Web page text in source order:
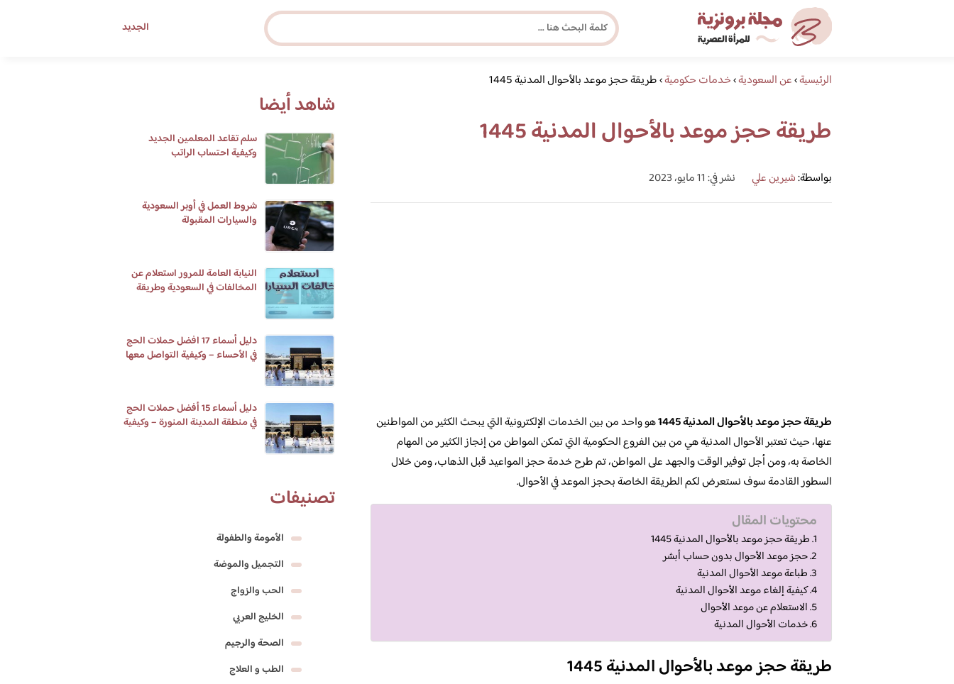
الجديد
مجلة برونزية للفتاة العصرية
ابحث عن أي موضوع يهمك
الرئيسية›عن السعودية›خدمات حكومية›طريقة حجز موعد بالأحوال المدنية 1445
طريقة حجز موعد بالأحوال المدنية 1445
بواسطة:شيرين علي نشر في: 11 مايو، 2023
طريقة حجز موعد بالأحوال المدنية 1445
هو واحد من بين الخدمات الإلكترونية التي يبحث الكثير من المواطنين
عنها، حيث تعتبر الأحوال المدنية هي من بين الفروع الحكومية التي تمكن المواطن من إنجاز الكثير من المهام
الخاصة به، ومن أجل توفير الوقت والجهد على المواطن، تم طرح خدمة حجز المواعيد قبل الذهاب، ومن خلال
السطور القادمة سوف نستعرض لكم الطريقة الخاصة بحجز الموعد في الأحوال.
محتويات المقال
طريقة حجز موعد بالأحوال المدنية 1445
حجز موعد الأحوال بدون حساب أبشر
طباعة موعد الأحوال المدنية
كيفية إلغاء موعد الأحوال المدنية
الاستعلام عن موعد الأحوال
خدمات الأحوال المدنية
طريقة حجز موعد بالأحوال المدنية 1445
شاهد أيضا
سلم تقاعد المعلمين الجديد
وكيفية احتساب الراتب
شروط العمل في أوبر السعودية
والسيارات المقبولة
النيابة العامة للمرور استعلام عن
المخالفات في السعودية وطريقة
دليل أسماء 17 افضل حملات الحج
في الأحساء – وكيفية التواصل معها
دليل أسماء 15 أفضل حملات الحج
في منطقة المدينة المنورة – وكيفية
تصنيفات
الأمومة والطفولة
التجميل والموضة
الحب والزواج
الخليج العربي
الصحة والرجيم
الطب و العلاج